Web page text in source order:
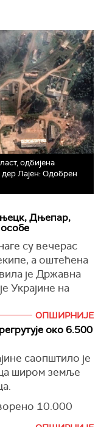
одбијена
Лајен: Одобрен
Дњепар,
су вечерас
а оштећена
је Државна
Украјине на
у нападу нема
ватрогасно
војска је у
гранатирања
ОПШИРНИЈЕ
око 6.500
саопштило је
широм земље
10.000
наводи